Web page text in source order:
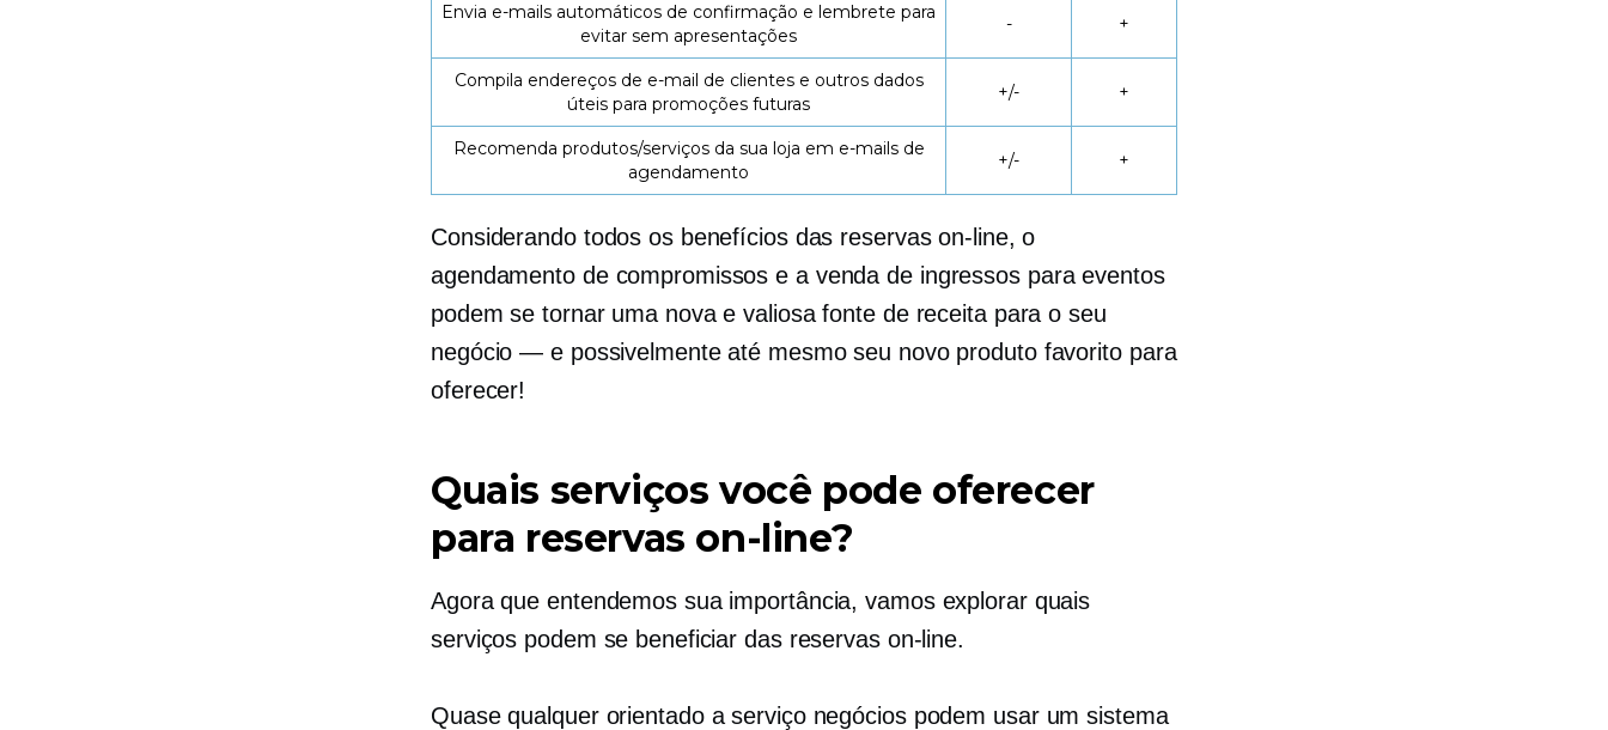
Envia e-mails automáticos de confirmação e lembrete para
evitar sem apresentações
- +
Compila endereços de e-mail de clientes e outros dados
úteis para promoções futuras
+/- +
Recomenda produtos/serviços da sua loja em e-mails de
agendamento
+/- +
Considerando todos os benefícios das reservas on-line, o
agendamento de compromissos e a venda de ingressos para eventos
podem se tornar uma nova e valiosa fonte de receita para o seu
negócio — e possivelmente até mesmo seu novo produto favorito para
oferecer!
Quais serviços você pode oferecer
para reservas on-line?
Agora que entendemos sua importância, vamos explorar quais
serviços podem se beneficiar das reservas on-line.
Quase qualquer orientado a serviçonegócios podem usar um sistema